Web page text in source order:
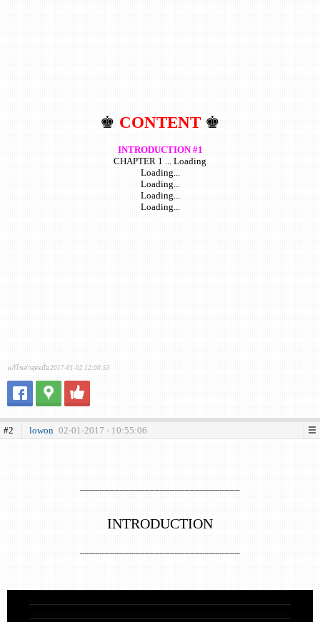
♚ CONTENT ♚
INTRODUCTION #1
CHAPTER 1 ... Loading
Loading...
Loading...
Loading...
Loading...
แก้ไขล่าสุดเมื่อ 2017-01-02 12:00:53
#2 lowon 02-01-2017 - 10:55:06
INTRODUCTION